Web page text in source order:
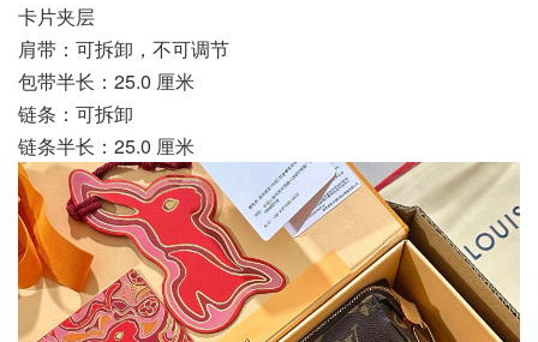
卡片夹层
肩带：可拆卸，不可调节
包带半长：25.0 厘米
链条：可拆卸
链条半长：25.0 厘米